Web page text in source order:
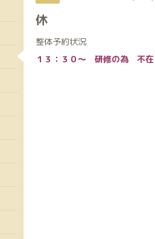
休
整体予約状況
１３：３０～ 研修の為 不在